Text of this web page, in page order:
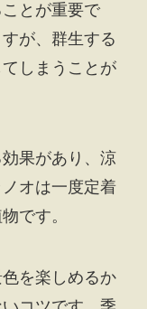
とが重要で
が、群生する
しまうことが
果があり、涼
オは一度定着
です。
を楽しめるか